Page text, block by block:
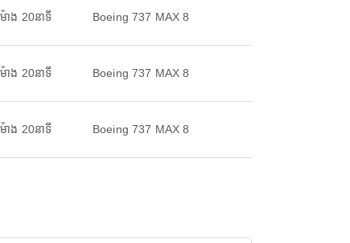
ោង 20នាទី Boeing 737 MAX 8
ោង 20នាទី Boeing 737 MAX 8
ោង 20នាទី Boeing 737 MAX 8